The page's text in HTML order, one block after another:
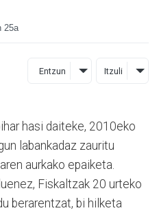
25a
Entzun Itzuli
hasi daiteke, 2010eko
labankadaz zauritu
aurkako epaiketa.
Fiskaltzak 20 urteko
berarentzat, bi hilketa